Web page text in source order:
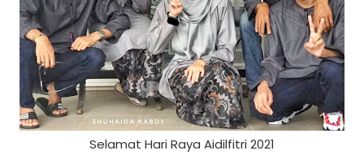
Selamat Hari Raya Aidilfitri 2021